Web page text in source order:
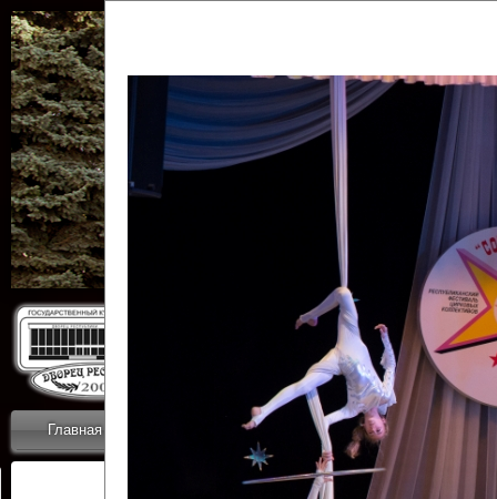
Главная Коллективы Новости
ОТЧЕТЫ ГКЦ